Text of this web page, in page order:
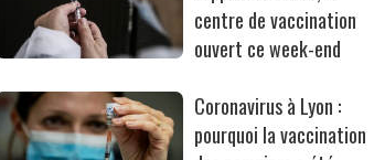
centre de vaccination
ouvert ce week-end
Coronavirus à Lyon :
pourquoi la vaccination